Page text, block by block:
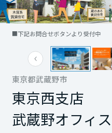
建築事例・建築実例
デザイナーズギャラリー
インテリア
住まいづくりガイド
買う
賃貸併用住宅
店舗・各種施設
土地活用モデルルーム見学
土地活用実例
法人のお客さま
ミサワリフォームとは
リフォームの流れ
リフォームメニュー
リフォーム事例
事業用
複合開発・投資開発
複合開発事業（ASMACI-ア
再開発・官民連携事業
分譲マンション開発事業
収益不動産・投資開発事業
オーナーサポート
サポートメニュー
住まいるりんぐ（ロングサ
保証制度
アフターメンテナンス
業・ IR情報
企業・IR
ニュース
展示場・イベント情報
カタログ請求
住まいのご相談
東京都武蔵野市
東京西支店
武蔵野オフィス
■下記お問合せボタンより受付中
■アパート経営で、家賃収入確保しま
青森県
岩手県
宮城県
ン・コミュニティ・設
です
※見学日時について
ございます。詳しく
もっ